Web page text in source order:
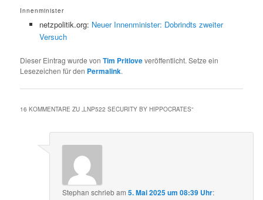
Innenminister
netzpolitik.org: Neuer Innenminister: Dobrindts zweiter
Versuch
Dieser Eintrag wurde vonTim Pritloveveröffentlicht. Setze ein
Lesezeichen für den Permalink.
16 KOMMENTARE ZU „LNP522 SECURITY BY HIPPOCRATES“
Stephan schriebam5. Mai 2025 um 08:39 Uhr: